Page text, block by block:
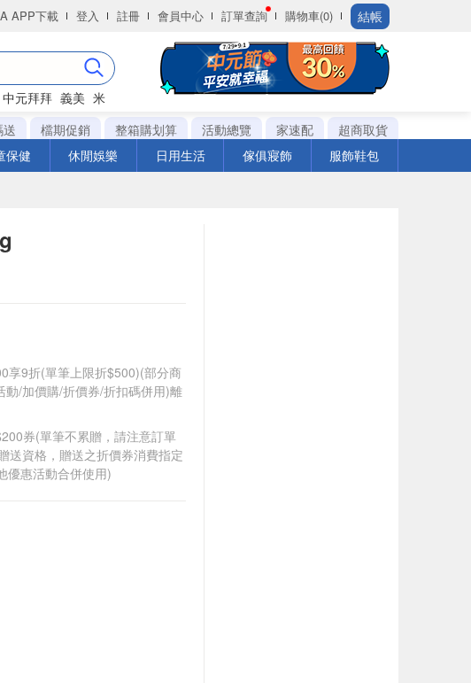
APP下載 登入 註冊 會員中心 訂單查詢 購物車(0) 結帳
中元拜拜 義美 米
檔期促銷 整箱購划算 活動總覽 家速配
超商取貨
保健 休閒娛樂 日用生活 傢俱寢飾 服飾鞋包
享9折(單筆上限折$500)(部分商
/加價購/折價券/折扣碼併用)離
券(單筆不累贈，請注意訂單
送資格，贈送之折價券消費指定
優惠活動合併使用)